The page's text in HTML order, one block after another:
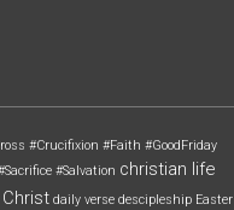
#Crucifixion #Faith #GoodFriday
#Salvation christian life
daily verse descipleship Easter